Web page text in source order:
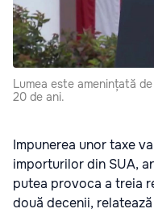
Lumea este amenințată
20 de ani.
Impunerea unor taxe
importurilor din SUA,
putea provoca a treia
două decenii, relatează